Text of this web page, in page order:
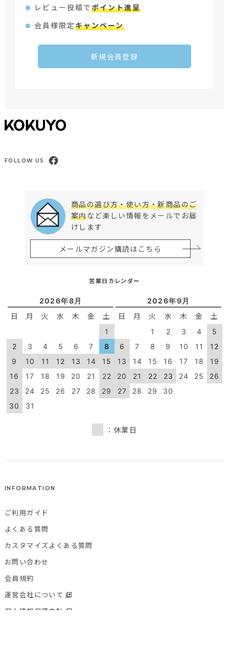
レビュー投稿でポイント進呈
会員様限定キャンペーン
新規会員登録
FOLLOW US
商品の選び方・使い方・新商品のご
案内など楽しい情報をメールでお届
けします
メールマガジン購読はこちら
営業日カレンダー
2026年8月
日 月 火 水 木 金 土
1
2
3 4 5 6 7
8
9
10 11 12 13 14
15
16
17 18 19 20 21
22
23
24 25 26 27 28
29
30
31
2026年9月
日 月 火 水 木 金 土
1 2 3 4
5
6
7 8 9 10 11
12
13
14 15 16 17 18
19
20
21 22 23 24 25
26
27
28 29 30
：休業日
INFORMATION
ご利用ガイド
よくある質問
カスタマイズよくある質問
お問い合わせ
会員規約
運営会社について
個人情報保護方針